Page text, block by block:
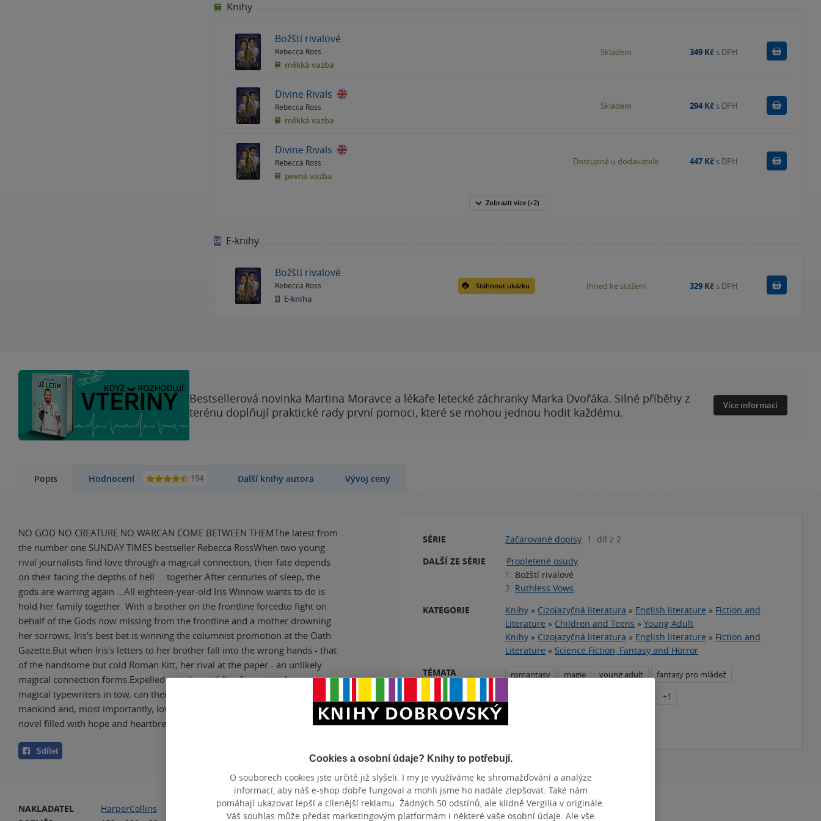
Knihy
Božští rivalové
Rebecca Ross
měkká vazba
Skladem 349 Kč s DPH
Divine Rivals
Rebecca Ross
měkká vazba
Skladem 294 Kč s DPH
Divine Rivals
Rebecca Ross
pevná vazba
Dostupné u dodavatele 447 Kč s DPH
Zobrazit více (+2)
E-knihy
Božští rivalové
Rebecca Ross
E-kniha
Stáhnout ukázku Ihned ke stažení 329 Kč s DPH Koupit
Bestsellerová novinka Martina Moravce a lékaře letecké záchranky Marka Dvořáka. Silné příběhy z
terénu doplňují praktické rady první pomoci, které se mohou jednou hodit každému.
Více informací
Popis Hodnocení 194 Další knihy autora Vývoj ceny
NO GOD NO CREATURE NO WARCAN COME BETWEEN THEMThe latest from
the number one SUNDAY TIMES bestseller Rebecca RossWhen two young
rival journalists find love through a magical connection, their fate depends
on their facing the depths of hell ... together.After centuries of sleep, the
gods are warring again ...All eighteen-year-old Iris Winnow wants to do is
hold her family together. With a brother on the frontline forcedto fight on
behalf of the Gods now missing from the frontline and a mother drowning
her sorrows, Iris's best bet is winning the columnist promotion at the Oath
Gazette.But when Iris's letters to her brother fall into the wrong hands - that
of the handsome but cold Roman Kitt, her rival at the paper - an unlikely
magical connection forms.Expelled into the middle of a mystical war,
magical typewriters in tow, can their bond withstand the fight for the fate of
mankind and, most importantly, love?An epic enemies-to-lovers fantasy
novel filled with hope and heartbreak, and the unparalleled power of love.
Sdílet
SÉRIE Začarované dopisy 1. díl z 2
DALŠÍ ZE SÉRIE
Propletené osudy
1. Božští rivalové
2. Ruthless Vows
KATEGORIE
Knihy » Cizojazyčná literatura » English literature » Fiction and
Literature » Children and Teens »Young Adult
Knihy » Cizojazyčná literatura » English literature » Fiction and
Literature » Science Fiction, Fantasy and Horror
TÉMATA
romantasy magie young adult
fantasy pro mládež
+1
NAKLADATEL
HarperCollins
VAZBA
měkká vazba
POČET STRAN
357
Cookies a osobní údaje? Knihy to potřebují.
O souborech cookies jste určitě již slyšeli. I my je využíváme ke shromažďování a analýze
informací, aby náš e-shop dobře fungoval a mohli jsme ho nadále zlepšovat. Také nám
pomáhají ukazovat lepší a cílenější reklamu. Žádných 50 odstínů, ale klidně Vergilia v originále.
Váš souhlas může předat marketingovým platformám i některé vaše osobní údaje. Ale vše